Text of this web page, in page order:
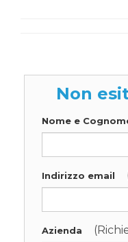
Non
Nome e
Indirizzo email
Azienda